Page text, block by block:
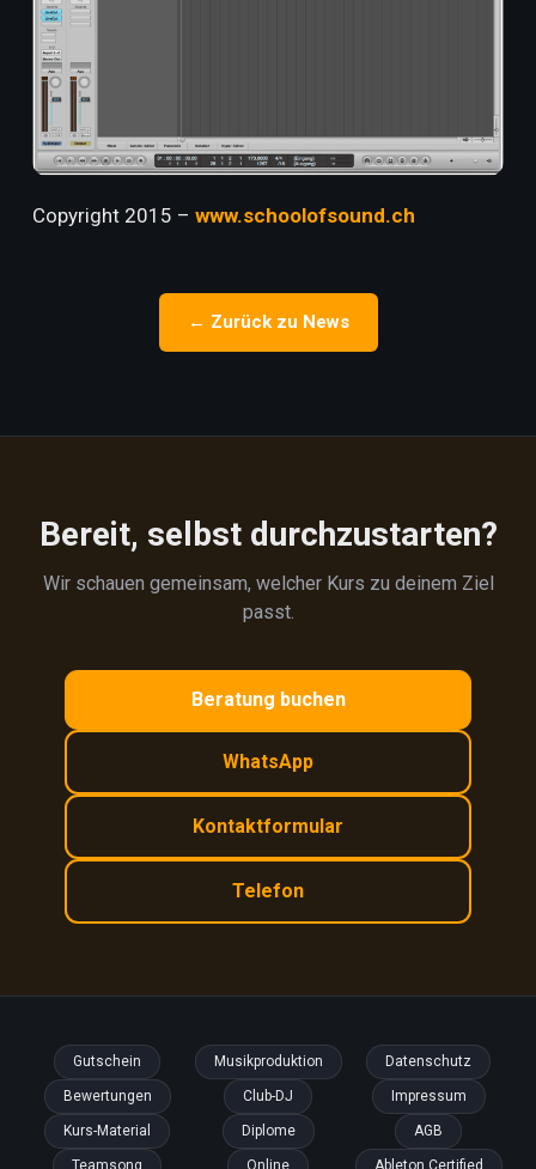
Copyright 2015 – www.schoolofsound.ch
← Zurück zu News
Bereit, selbst durchzustarten?
Wir schauen gemeinsam, welcher Kurs zu deinem Ziel
passt.
Beratung buchen
WhatsApp
Kontaktformular
Telefon
Gutschein
Bewertungen
Kurs-Material
Teamsong
Musikproduktion
Club-DJ
Diplome
Online
Datenschutz
Impressum
AGB
Ableton Certified